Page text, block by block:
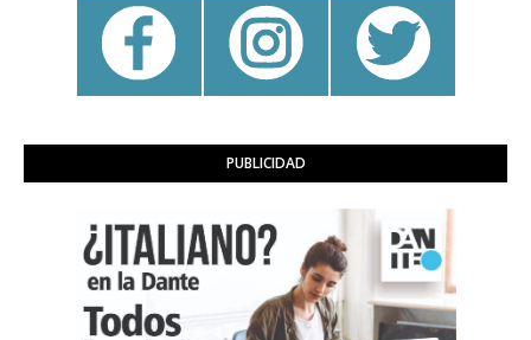
PUBLICIDAD